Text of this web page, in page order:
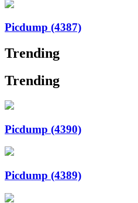
Picdump (4387)
Trending
Trending
Picdump (4390)
Picdump (4389)